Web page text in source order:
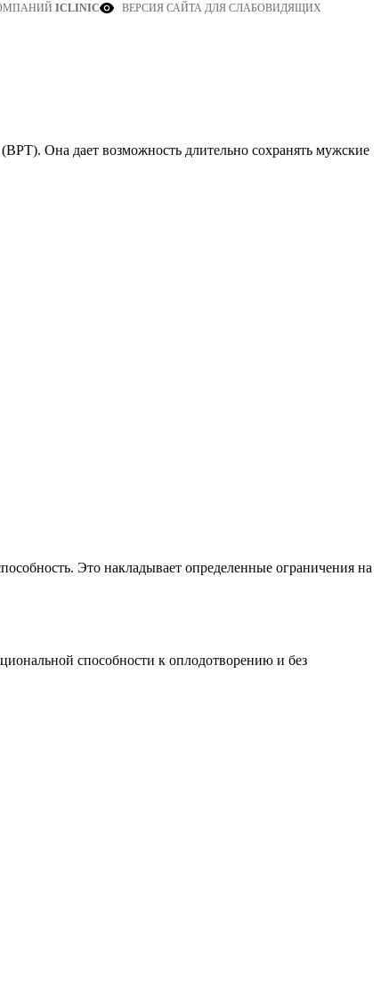
ICLINIC ВЕРСИЯ САЙТА ДЛЯ СЛАБОВИДЯЩИХ
Она дает возможность длительно сохранять мужские
Это накладывает определенные ограничения на
способности к оплодотворению и без